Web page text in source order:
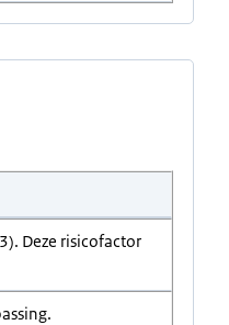
Deze risicofactor